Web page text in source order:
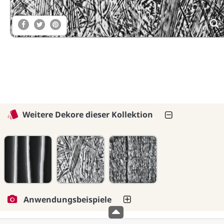
Weitere Dekore dieser Kollektion
Anwendungsbeispiele